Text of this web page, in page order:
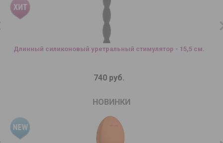
Длинный силиконовый уретральный стимулятор - 15,5 см.
740 руб.
НОВИНКИ